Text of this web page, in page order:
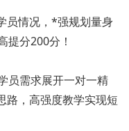
员情况，*强规划量身
分200分！
员需求展开一对一精
路，高强度教学实现短